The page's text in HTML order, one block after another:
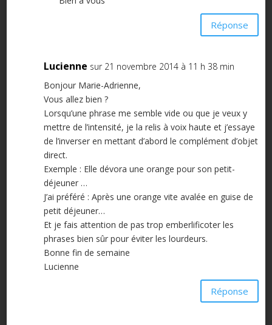
Réponse
Lucienne sur 21 novembre 2014 à 11 h 38 min
Bonjour Marie-Adrienne,
Vous allez bien ?
Lorsqu’une phrase me semble vide ou que je veux y
mettre de l’intensité, je la relis à voix haute et j’essaye
de l’inverser en mettant d’abord le complément d’objet
direct.
Exemple : Elle dévora une orange pour son petit-
déjeuner …
J’ai préféré : Après une orange vite avalée en guise de
petit déjeuner…
Et je fais attention de pas trop emberlificoter les
phrases bien sûr pour éviter les lourdeurs.
Bonne fin de semaine
Lucienne
Réponse